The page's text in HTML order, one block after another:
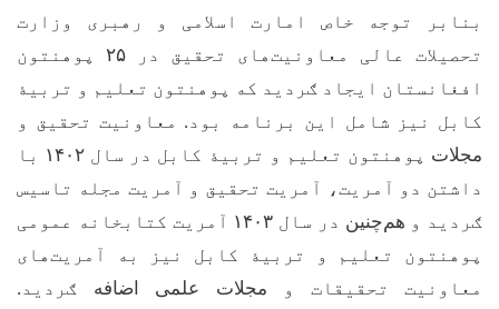
بنابر توجه خاص امارت اسلامی و رهبری وزارت
تحصیلات عالی معاونیتهای تحقیق در ۲۵ پوهنتون
افغانستان ایجاد ګردید که پوهنتون تعلیم و تربی ۀ
کابل نیز شامل این برنامه بود. معاونیت تحقیق و
مجلات پوهنتون تعلیم و تربی ۀ کابل در سال ۱۴۰۲ با
داشتن دو آمریت، آمریت تحقیق و آمریت مجله تاسیس
ګردید و هم‌چنین در سال ۱۴۰۳ آمریت کتابخانه عمومی
پوهنتون تعلیم و تربی ۀ کابل نیز به آمریتهای
معاونیت تحقیقات و مجلات علمی اضافه ګردید.